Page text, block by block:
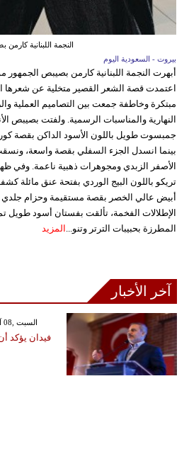
النجمة اللبنانية كارمن
بيروت - السعودية اليوم
أبهرت النجمة اللبنانية كارمن بصيبص
اعتمدت قصة الشعر القصير متخلية عن شعرها
مبتكرة وخاطفة جمعت بين التصاميم العملية
النهارية والمناسبات الرسمية. ولفتت بصيبص
جمبسوت طويل باللون الأسود الداكن بقصة
بينما انسدل الجزء السفلي بقصة واسعة،
الأصفر الزبدي ومجوهرات ذهبية ناعمة. وفي
تريكو باللون البيج الوردي بفتحة عنق مائلة
أبيض عالي الخصر بقصة مستقيمة وحزام جلدي
الإطلالات الفخمة، تألقت بفستان أسود طويل
المطرزة بحبيبات الترتر وتنو... المزيد
آخر الأخبار
GMT 20:34 2026 السبت ,08 آب / أغسطس
فيدان يؤكد